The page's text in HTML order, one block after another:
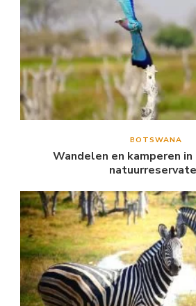
BOTSWANA
Wandelen en kamperen in